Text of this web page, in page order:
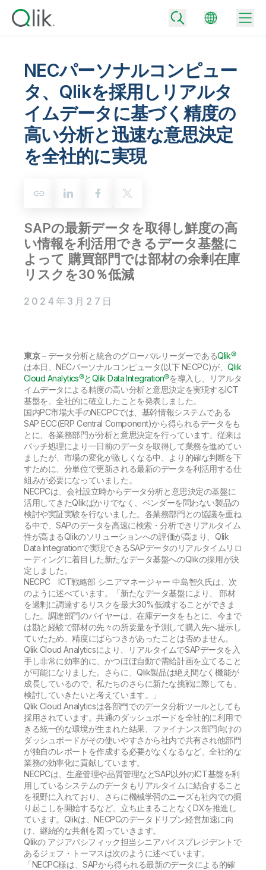
コミュニティ
カスタマーサポート
カスタマーポータル
初期トレーニング
製品関連
企業情報
採用情報
ニュースルーム
事業所 / 連絡先
Back
Qlik
Talend
Back
Qlik が選ばれる理由
データをビジネス成果へ
テクノロジーパートナーとの連携
Back
データ統合
データ分析と AI
すべての製品
Back
適切なデータ統合プランで、信頼できるデータを迅速に提供し、よりスマー
データ分析の価格
適切なデータ分析プランで、より優れたインサイトを獲得し、ビジネス成果
の達成をサポートします。
Back
イベント / Web セミナー
リソースライブラリ
コミュニティ
NECパーソナルコンピュー
タ、Qlikを採用しリアルタ
イムデータに基づく精度の
高い分析と迅速な意思決定
を全社的に実現
SAPの最新データを取得し鮮度の高
い情報を利活用できるデータ基盤に
よって 購買部門では部材の余剰在庫
リスクを30％低減
2024年3月27日
東京– データ分析と統合のグローバルリーダーであるQlik®
は本日、NECパーソナルコンピュータ(以下 NECPC)が、Qlik
Cloud Analytics®とQlik Data Integration®を導入し、リアルタ
イムデータによる精度の高い分析と意思決定を実現するICT
基盤を、全社的に確立したことを発表しました。
国内PC市場大手のNECPCでは、基幹情報システムである
SAP ECC(ERP Central Component)から得られるデータをも
とに、各業務部門が分析と意思決定を行っています。従来は
バッチ処理により一日前のデータを取得して業務を進めてい
ましたが、市場の変化が激しくなる中、より的確な判断を下
すために、分単位で更新される最新のデータを利活用する仕
組みが必要になっていました。
NECPCは、会社設立時からデータ分析と意思決定の基盤に
活用してきたQlikばかりでなく、ベンダーを問わない製品の
検討や実証実験を行ないました。各業務部門との協議を重ね
る中で、SAPのデータを高速に検索・分析できリアルタイム
性が高まるQlikのソリューションへの評価が高まり、Qlik
Data Integrationで実現できるSAPデータのリアルタイムリロ
ーディングに着目した新たなデータ基盤へのQlikの採用が決
定しました。
NECPC ICT戦略部 シニアマネージャー 中島智久氏は、次
のように述べています。「新たなデータ基盤により、 部材
を過剰に調達するリスクを最大30%低減することができま
した。調達部門のバイヤーは、在庫データをもとに、今まで
は勘と経験で部材の先々の所要量を予測して購入先へ提示し
ていたため、精度にばらつきがあったことは否めません。
Qlik Cloud Analyticsにより、リアルタイムでSAPデータを入
手し非常に効率的に、かつほぼ自動で需給計画を立てること
が可能になりました。さらに、Qlik製品は絶え間なく機能が
成長しているので、私たちのさらに新たな挑戦に際しても、
検討していきたいと考えています。」
Qlik Cloud Analyticsは各部門でのデータ分析ツールとしても
採用されています。共通のダッシュボードを全社的に利用で
きる統一的な環境が生まれた結果、ファイナンス部門向けの
ダッシュボードがその使いやすさから社内で共有され他部門
が独自のレポートを作成する必要がなくなるなど、全社的な
業務の効率化に貢献しています。
NECPCは、生産管理や品質管理などSAP以外のICT基盤を利
用しているシステムのデータもリアルタイムに結合すること
を視野に入れており、さらに機械学習のニーズも社内での掘
り起こしを開始するなど、立ち止まることなくDXを推進し
ています。Qlikは、NECPCのデータドリブン経営加速に向
け、継続的な共創を図っていきます。
Qlikの アジアパシフィック担当シニアバイスプレジデントで
あるジェフ・トーマスは次のように述べています。
「NECPC様は、SAPから得られる最新のデータによる的確